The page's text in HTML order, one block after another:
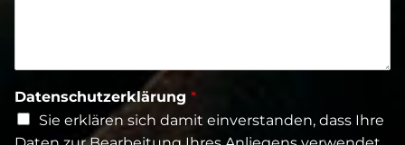
Datenschutzerklärung *
Sie erklären sich damit einverstanden, dass Ihre